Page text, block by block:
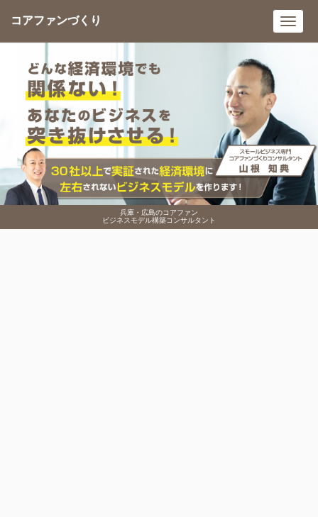
兵庫・広島のコアファン
ビジネスモデル構築コンサルタント
コアファンづくり